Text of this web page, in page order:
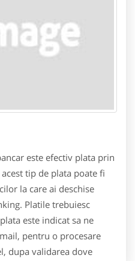
este efectiv plata prin
tip de plata poate fi
la care ai deschise
Platile trebuiesc
este indicat sa ne
pentru o procesare
dupa validarea dove